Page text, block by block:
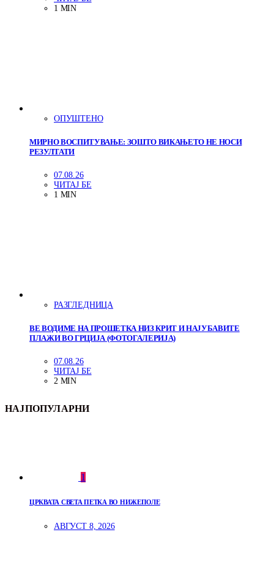
1 MIN
ОПУШТЕНО
МИРНО ВОСПИТУВАЊЕ: ЗОШТО ВИКАЊЕТО НЕ НОСИ
РЕЗУЛТАТИ
07.08.26
ЧИТАЈ БЕ
1 MIN
РАЗГЛЕДНИЦА
ВЕ ВОДИМЕ НА ПРОШЕТКА НИЗ КРИТ И НАЈУБАВИТЕ
ПЛАЖИ ВО ГРЦИЈА (ФОТОГАЛЕРИЈА)
07.08.26
ЧИТАЈ БЕ
2 MIN
НАЈПОПУЛАРНИ
1
ЦРКВАТА СВЕТА ПЕТКА ВО НИЖЕПОЛЕ
АВГУСТ 8, 2026